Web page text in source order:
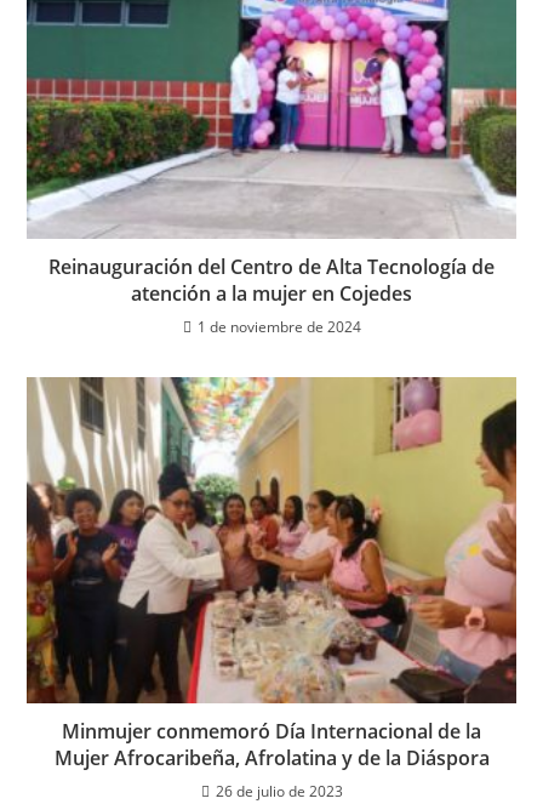
Reinauguración del Centro de Alta Tecnología de
atención a la mujer en Cojedes
1 de noviembre de 2024
Minmujer conmemoró Día Internacional de la
Mujer Afrocaribeña, Afrolatina y de la Diáspora
26 de julio de 2023